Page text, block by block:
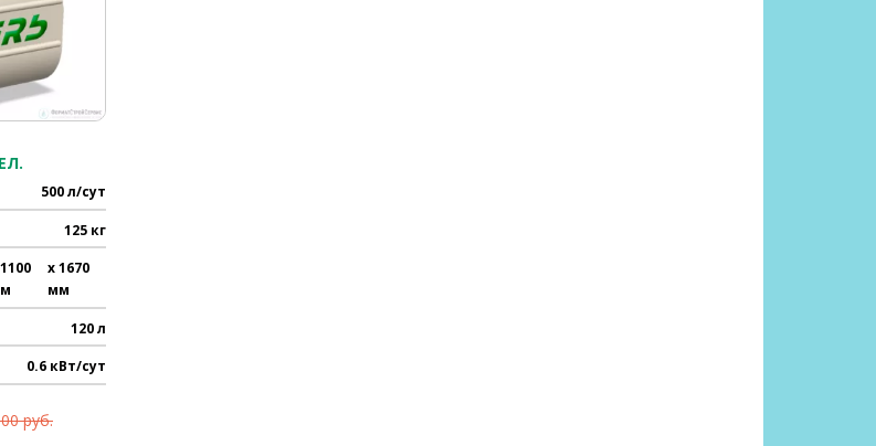
500 л/сут
125 кг
x 1670
мм
120 л
0.6 кВт/сут
руб.